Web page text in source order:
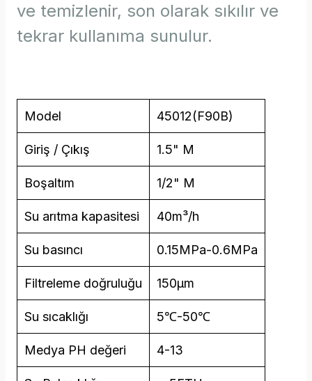
ve temizlenir, son olarak sıkılır ve
tekrar kullanıma sunulur.
Model 45012(F90B)
Giriş / Çıkış 1.5" M
Boşaltım 1/2" M
Su arıtma kapasitesi 40m³/h
Su basıncı 0.15MPa-0.6MPa
Filtreleme doğruluğu 150μm
Su sıcaklığı 5℃-50℃
Medya PH değeri 4-13